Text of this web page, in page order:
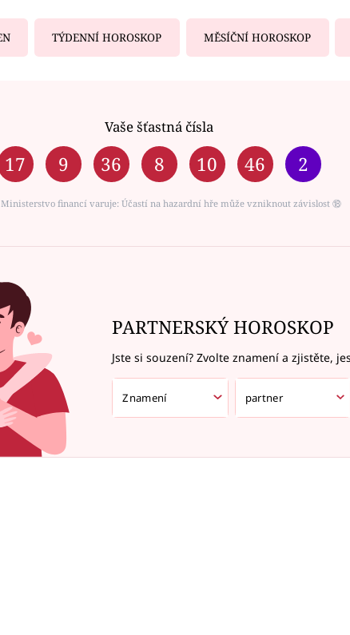
TÝDENNÍ HOROSKOP MĚSÍČNÍ HOROSKOP
Vaše šťastná čísla
17 9 36 8 10 46 2
Ministerstvo financí varuje: Účastí na hazardní hře může vzniknout závislost ⑱
PARTNERSKÝ HOROSKOP
Jste si souzení? Zvolte znamení a zjistěte,